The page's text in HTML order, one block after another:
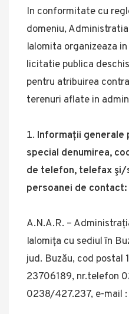
In conformitate cu
domeniu,
Ialomita organizeaza
licitatie publica
pentru atribuirea
terenuri aflate in
Informații generale
special denumirea,
de telefon, telefax şi/
persoanei de contact:
A.N.A.R. –
Ialomița cu sediul în
jud. Buzău, cod postal
23706189, nr.telefon
0238/427.237, e-mail